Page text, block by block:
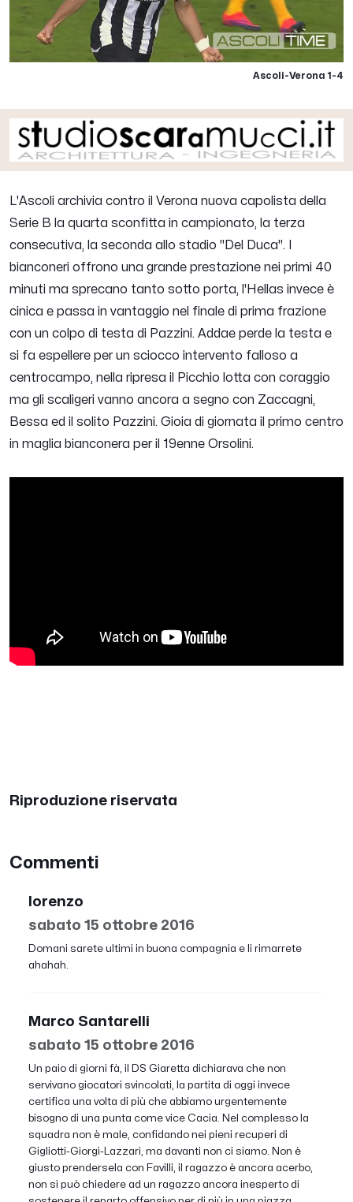
Ascoli-Verona 1-4
L'Ascoli archivia contro il Verona nuova capolista della
Serie B la quarta sconfitta in campionato, la terza
consecutiva, la seconda allo stadio "Del Duca". I
bianconeri offrono una grande prestazione nei primi 40
minuti ma sprecano tanto sotto porta, l'Hellas invece è
cinica e passa in vantaggio nel finale di prima frazione
con un colpo di testa di Pazzini. Addae perde la testa e
si fa espellere per un sciocco intervento falloso a
centrocampo, nella ripresa il Picchio lotta con coraggio
ma gli scaligeri vanno ancora a segno con Zaccagni,
Bessa ed il solito Pazzini. Gioia di giornata il primo centro
in maglia bianconera per il 19enne Orsolini.
Riproduzione riservata
Commenti
lorenzo
sabato 15 ottobre 2016
Domani sarete ultimi in buona compagnia e li rimarrete
ahahah.
Marco Santarelli
sabato 15 ottobre 2016
Un paio di giorni fà, il DS Giaretta dichiarava che non
servivano giocatori svincolati, la partita di oggi invece
certifica una volta di più che abbiamo urgentemente
bisogno di una punta come vice Cacia. Nel complesso la
squadra non è male, confidando nei pieni recuperi di
Gigliotti-Giorgi-Lazzari, ma davanti non ci siamo. Non è
giusto prendersela con Favilli, il ragazzo è ancora acerbo,
non si può chiedere ad un ragazzo ancora inesperto di